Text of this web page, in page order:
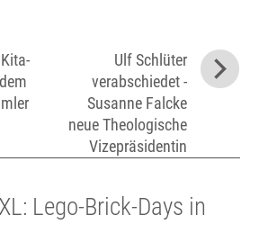
Ulf Schlüter
verabschiedet -
Susanne Falcke
neue Theologische
Vizepräsidentin
Lego-Brick-Days in